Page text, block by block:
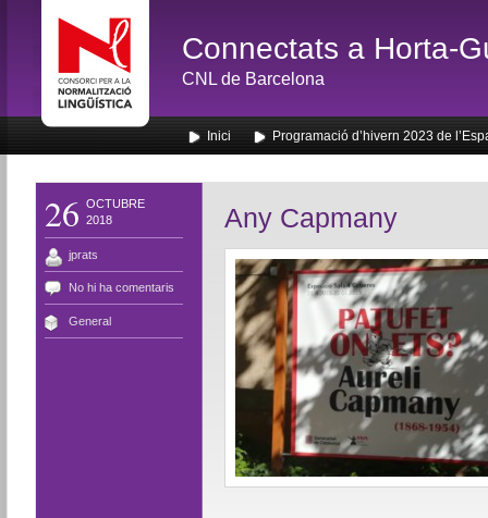
Connectats a Horta-
CNL de Barcelona
Inici Programació d’hivern 2023 de
26 OCTUBRE
2018
jprats
No hi ha comentaris
General
Any Capmany